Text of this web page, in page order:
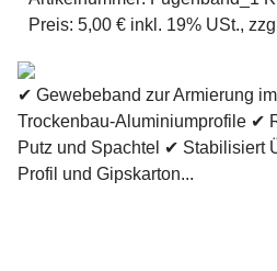
Preis: 5,00 € inkl. 19% USt.,
✔ Gewebeband zur Armierung
Trockenbau-Aluminiumprofile ✔
Putz und Spachtel ✔ Stabilisiert
Profil und Gipskarton...